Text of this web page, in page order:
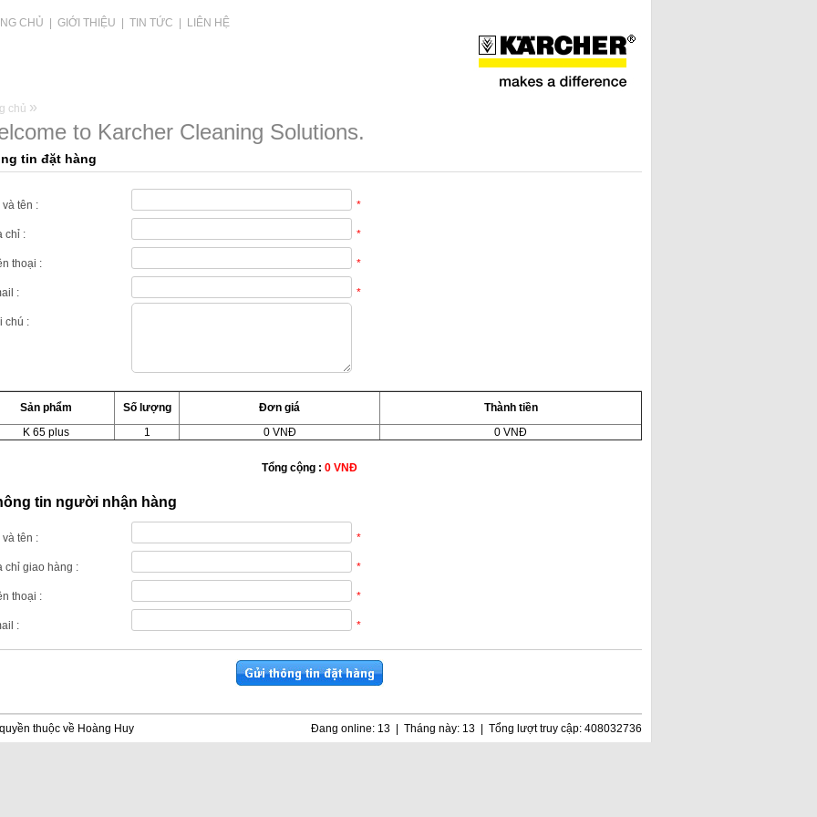
CHỦ GIỚI THIỆU TIN TỨC LIÊN HỆ
chủ »
to Karcher Cleaning Solutions.
tin đặt hàng
và tên : *
chỉ : *
thoại : *
: *
chú :
Sản phẩm Số lượng Đơn giá
Thành tiền
K 65 plus
1 0 VNĐ 0 VNĐ
Tổng cộng : 0 VNĐ
tin người nhận hàng
và tên : *
chỉ giao hàng : *
thoại : *
: *
thuộc về Hoàng Huy Đang online: 13 | Tháng này: 13 | Tổng lượt truy cập: 408032736